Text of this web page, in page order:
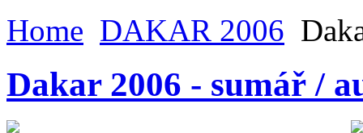
Home DAKAR 2006
Dakar 2006 - sumář /